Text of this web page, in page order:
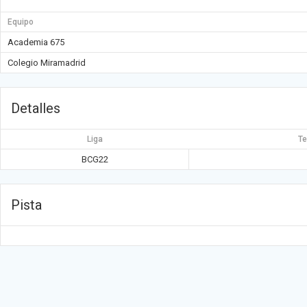
Equipo
Academia 675
Colegio Miramadrid
Detalles
Liga
BCG22
Pista